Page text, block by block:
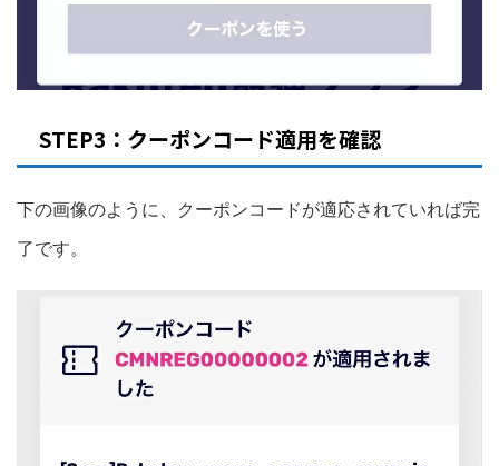
STEP3：クーポンコード適用を確認
下の画像のように、クーポンコードが適応されていれば完
了です。